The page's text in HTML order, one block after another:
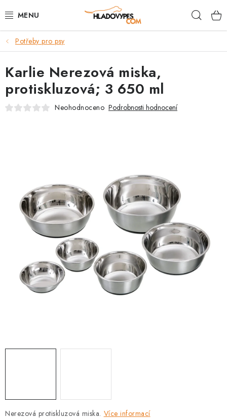
na
POTŘEBY PRO PSY
TAMI PŘEPRAVNÍ BOXY
SPORT SE PSEM
ZNAČKY
PRODEJNA
SLUŽBY
Výměna, vrácení a reklamace
FAQ
Potřeby pro psy
Nerezová protiskluzová miska. Více informací
Karlie Nerezová miska,
protiskluzová; 3 650 ml
Neohodnoceno Podrobnosti hodnocení